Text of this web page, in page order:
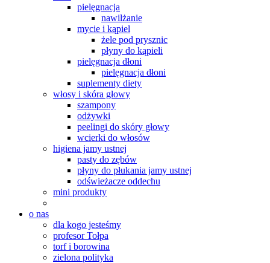
pielęgnacja
nawilżanie
mycie i kąpiel
żele pod prysznic
płyny do kąpieli
pielęgnacja dłoni
pielęgnacja dłoni
suplementy diety
włosy i skóra głowy
szampony
odżywki
peelingi do skóry głowy
wcierki do włosów
higiena jamy ustnej
pasty do zębów
płyny do płukania jamy ustnej
odświeżacze oddechu
mini produkty
o nas
dla kogo jesteśmy
profesor Tołpa
torf i borowina
zielona polityka